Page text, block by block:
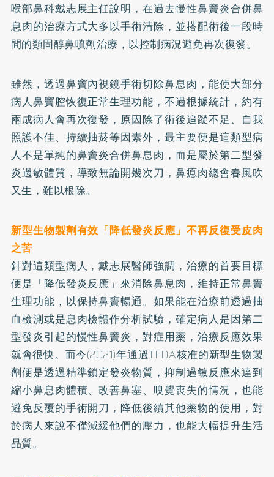
喉部鼻科戴志展主任說明，在過去慢性鼻竇炎合併鼻
息肉的治療方式大多以手術清除，並搭配術後一段時
間的類固醇鼻噴劑治療，以控制病況避免再次復發。
雖然，透過鼻竇內視鏡手術切除鼻息肉，能使大部分
病人鼻竇腔恢復正常生理功能，不過根據統計，約有
兩成病人會再次復發，原因除了術後追蹤不足、自我
照護不佳、持續抽菸等因素外，最主要便是這類型病
人不是單純的鼻竇炎合併鼻息肉，而是屬於第二型發
炎過敏體質，導致無論開幾次刀，鼻瘜肉總會春風吹
又生，難以根除。
新型生物製劑有效「降低發炎反應」不再反復受皮肉
之苦
針對這類型病人，戴志展醫師強調，治療的首要目標
便是「降低發炎反應」來消除鼻息肉，維持正常鼻竇
生理功能，以保持鼻竇暢通。如果能在治療前透過抽
血檢測或是息肉檢體作分析試驗，確定病人是因第二
型發炎引起的慢性鼻竇炎，對症用藥，治療反應效果
就會很快。而今(2021)年通過TFDA核准的新型生物製
劑便是透過精準鎖定發炎物質，抑制過敏反應來達到
縮小鼻息肉體積、改善鼻塞、嗅覺喪失的情況，也能
避免反覆的手術開刀，降低後續其他藥物的使用，對
於病人來說不僅減緩他們的壓力，也能大幅提升生活
品質。